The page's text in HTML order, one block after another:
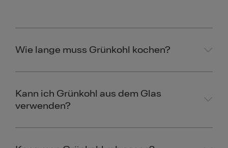
Wie lange muss Grünkohl kochen?
Kann ich Grünkohl aus dem Glas
verwenden?